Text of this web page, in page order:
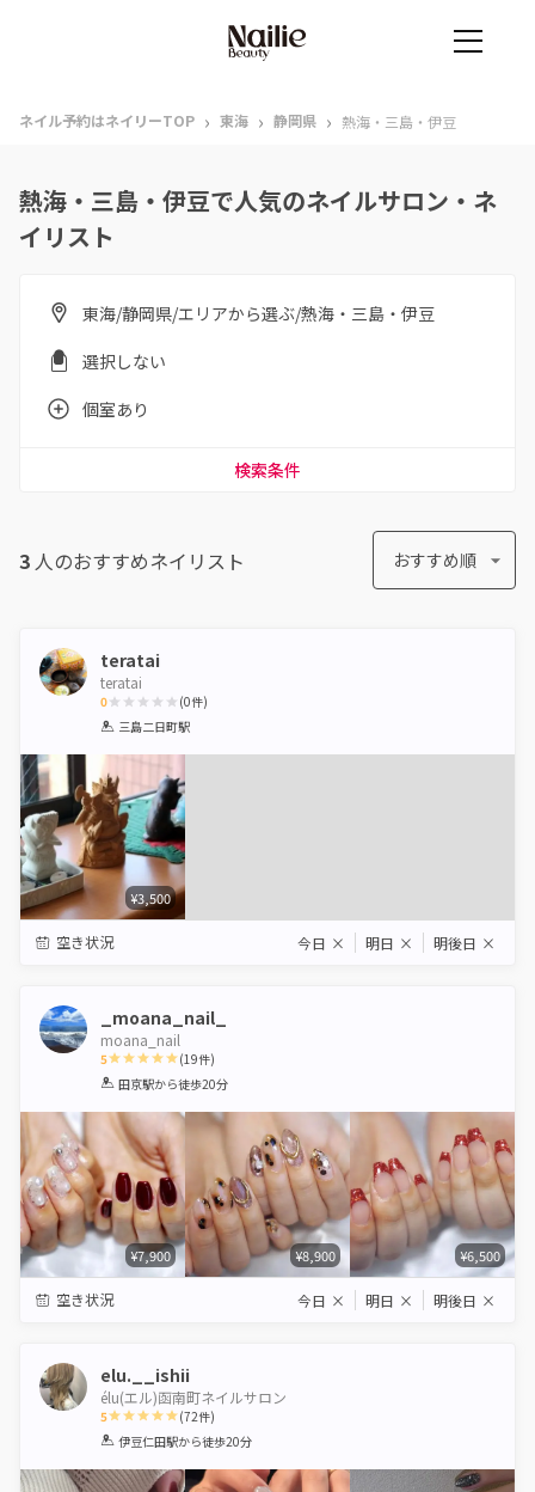
ネイル予約はネイリーTOP › 東海 › 静岡県 › 熱海・三島・伊豆
熱海・三島・伊豆で人気のネイルサロン・ネ
イリスト
東海/静岡県/エリアから選ぶ/熱海・三島・伊豆
選択しない
個室あり
検索条件
3 人のおすすめネイリスト おすすめ順
teratai
teratai
0
1 2 3 4 5
(0件)
三島二日町駅
¥3,500
空き状況 今日 × 明日 × 明後日 ×
_moana_nail_
moana_nail
5
1 2 3 4 5
(19件)
田京駅から徒歩20分
¥7,900 ¥8,900 ¥6,500
空き状況 今日 × 明日 × 明後日 ×
elu.__ishii
élu(エル)函南町ネイルサロン
5
1 2 3 4 5
(72件)
伊豆仁田駅から徒歩20分